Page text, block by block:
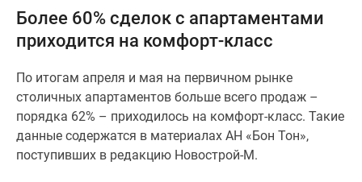
новостройки
Новостройки
Специальные
предложения
Коммерческие
помещения
Продавцы
Более 60% сделок с апартаментами
приходится на комфорт-класс
По итогам апреля и мая на первичном рынке
столичных апартаментов больше всего продаж –
порядка 62% – приходилось на комфорт-класс. Такие
данные содержатся в материалах АН «Бон Тон»,
поступивших в редакцию Новострой-М.